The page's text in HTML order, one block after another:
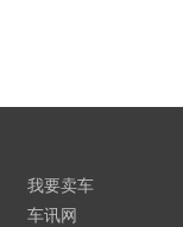
我要卖车
车讯网